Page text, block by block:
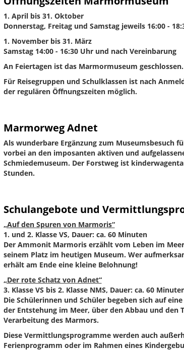
1. April bis 31. Oktober
Donnerstag, Freitag und Samstag jeweils 16:00 -
1. November bis 31. März
Samstag 14:00 - 16:30 Uhr und nach Vereinbarung
An Feiertagen ist das Marmormuseum geschlossen.
Für Reisegruppen und Schulklassen ist nach
der regulären Öffnungszeiten möglich.
Marmorweg Adnet
Als wunderbare Ergänzung zum Museumsbesuch
vorbei an den imposanten aktiven und
Schmiedemuseum. Der Forstweg ist
Stunden.
Schulangebote und
„Auf den Spuren von Marmoris“
1. und 2. Klasse VS, Dauer: ca. 60 Minuten
Der Ammonit Marmoris erzählt vom Leben im
seinem Platz im heutigen Museum. Wer
erhält am Ende eine kleine Belohnung!
„Der rote Schatz von Adnet“
3. Klasse VS bis 2. Klasse NMS, Dauer: ca. 60
Die Schülerinnen und Schüler begeben sich auf
der Entstehung im Meer, über den Abbau und den
Verarbeitung des Marmors.
Diese Vermittlungsprogramme werden auch
Ferienprogramm oder im Rahmen eines